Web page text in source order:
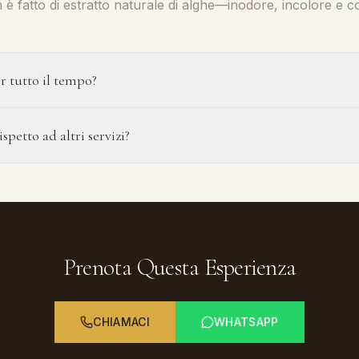
è fatto di estratto naturale di alghe—inodore, incolore e
tutto il tempo?
ad altri servizi?
Prenota Questa Esperienza
CHIAMACI WHATSAPP